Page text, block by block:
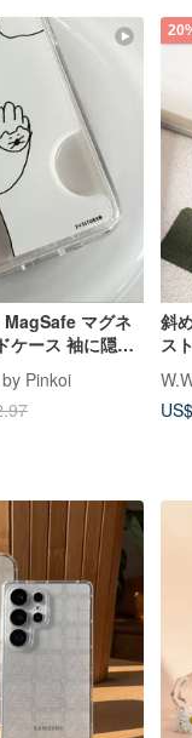
マグネ
ケース 袖に隠れ
Pinkoi
斜
ス